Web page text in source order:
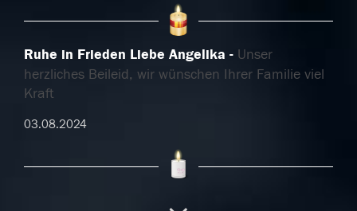
Ruhe in Frieden Liebe Angelika
Unser
herzliches Beileid, wir wünschen Ihrer Familie viel
Kraft
03.08.2024